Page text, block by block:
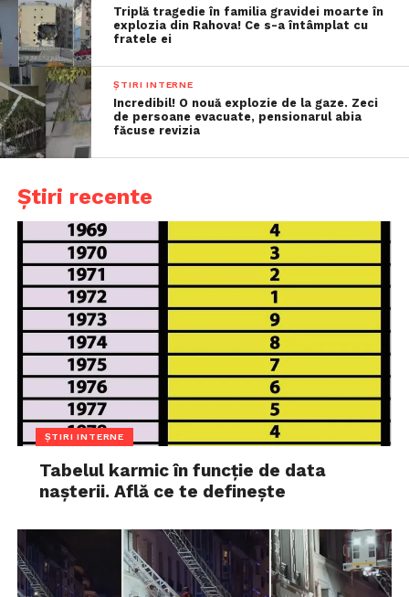
Triplă tragedie în familia gravidei moarte în
explozia din Rahova! Ce s-a întâmplat cu
fratele ei
ȘTIRI INTERNE
Incredibil! O nouă explozie de la gaze. Zeci
de persoane evacuate, pensionarul abia
făcuse revizia
Știri recente
ȘTIRI INTERNE
Tabelul karmic în funcție de data
nașterii. Află ce te definește